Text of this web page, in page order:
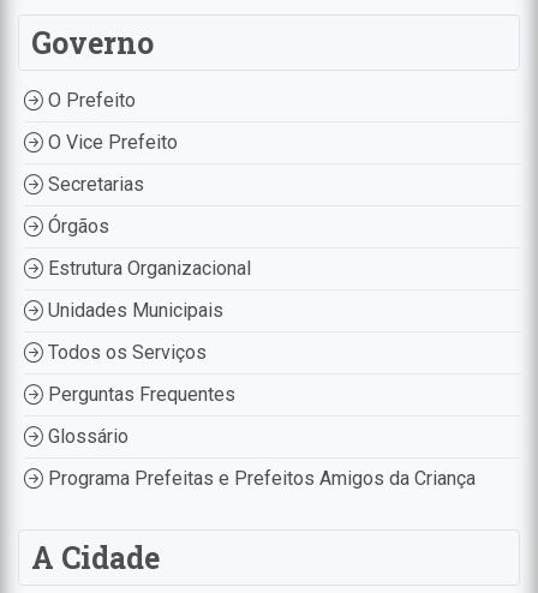
Governo
O Prefeito
O Vice Prefeito
Secretarias
Órgãos
Estrutura Organizacional
Unidades Municipais
Todos os Serviços
Perguntas Frequentes
Glossário
Programa Prefeitas e Prefeitos Amigos da Criança
A Cidade